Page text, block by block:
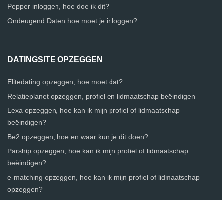
Pepper inloggen, hoe doe ik dit?
Ondeugend Daten hoe moet je inloggen?
DATINGSITE OPZEGGEN
Elitedating opzeggen, hoe moet dat?
Relatieplanet opzeggen, profiel en lidmaatschap beëindigen
Lexa opzeggen, hoe kan ik mijn profiel of lidmaatschap
beëindigen?
Be2 opzeggen, hoe en waar kun je dit doen?
Parship opzeggen, hoe kan ik mijn profiel of lidmaatschap
beëindigen?
e-matching opzeggen, hoe kan ik mijn profiel of lidmaatschap
opzeggen?